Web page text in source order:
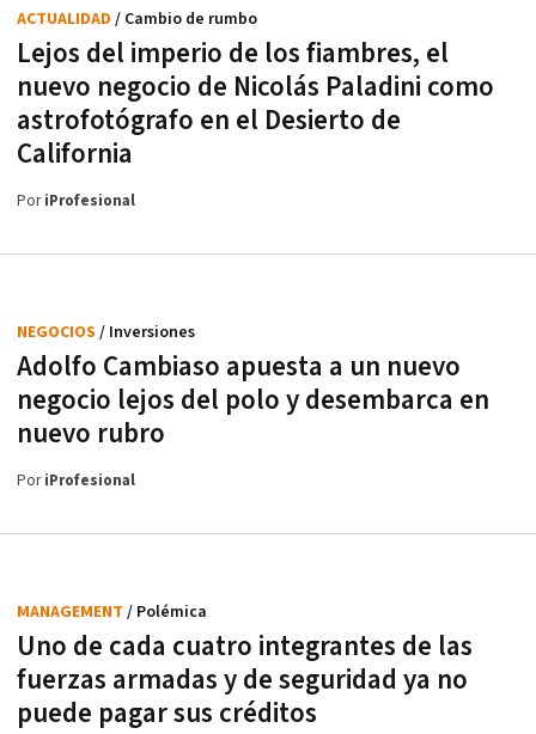
Lejos del imperio de los fiambres, el
nuevo negocio de Nicolás Paladini como
astrofotógrafo en el Desierto de
California
ACTUALIDAD / Cambio de rumbo
PoriProfesional
Adolfo Cambiaso apuesta a un nuevo
negocio lejos del polo y desembarca en
nuevo rubro
NEGOCIOS / Inversiones
PoriProfesional
Uno de cada cuatro integrantes de las
fuerzas armadas y de seguridad ya no
puede pagar sus créditos
MANAGEMENT / Polémica